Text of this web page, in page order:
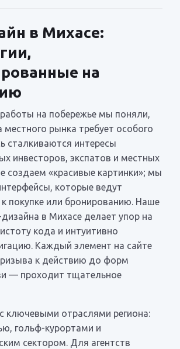
в Михасе:
на
на побережье мы поняли,
местного рынка требует особого
сталкиваются интересы
инвесторов, экспатов и местных
создаем «красивые картинки»; мы
которые ведут
покупке или бронированию. Наше
дизайна в Михасе делает упор на
кода и интуитивно
Каждый элемент на сайте
к действию до форм
— проходит тщательное
ключевыми отраслями региона:
гольф-курортами и
сектором. Для агентств